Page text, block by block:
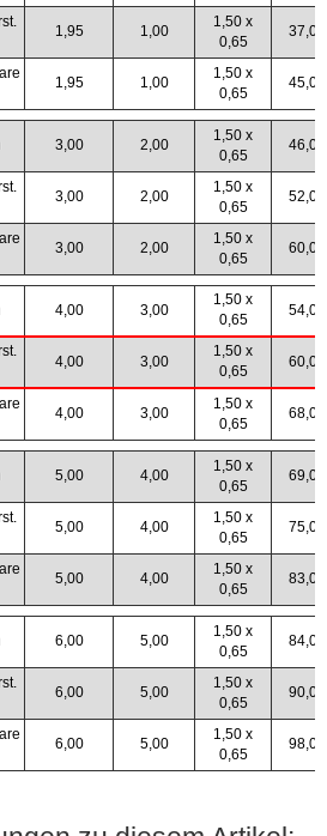
1,95 1,00
1,50 x
0,65
37,0
1,95 1,00
1,50 x
0,65
45,0
3,00 2,00
1,50 x
0,65
46,0
3,00 2,00
1,50 x
0,65
52,0
3,00 2,00
1,50 x
0,65
60,0
4,00 3,00
1,50 x
0,65
54,0
4,00 3,00
1,50 x
0,65
60,0
4,00 3,00
1,50 x
0,65
68,0
5,00 4,00
1,50 x
0,65
69,0
5,00 4,00
1,50 x
0,65
75,0
5,00 4,00
1,50 x
0,65
83,0
6,00 5,00
1,50 x
0,65
84,0
6,00 5,00
1,50 x
0,65
90,0
6,00 5,00
1,50 x
0,65
98,0